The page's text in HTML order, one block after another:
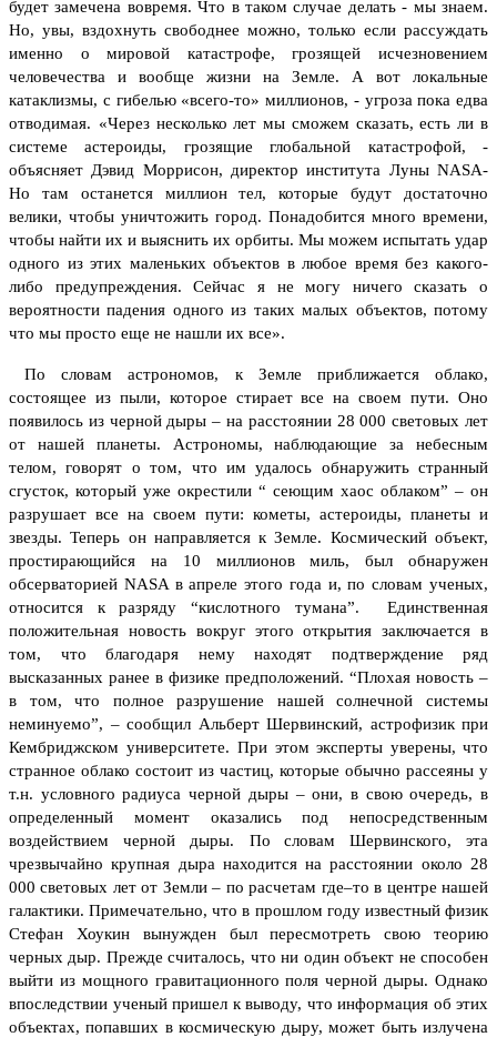
будет замечена вовремя. Что в таком случае делать - мы знаем.
Но, увы, вздохнуть свободнее можно, только если рассуждать
именно о мировой катастрофе, грозящей исчезновением
человечества и вообще жизни на Земле. А вот локальные
катаклизмы, с гибелью «всего-то» миллионов, - угроза пока едва
отводимая. «Через несколько лет мы сможем сказать, есть ли в
системе астероиды, грозящие глобальной катастрофой, -
объясняет Дэвид Моррисон, директор института Луны NASA-
Но там останется миллион тел, которые будут достаточно
велики, чтобы уничтожить город. Понадобится много времени,
чтобы найти их и выяснить их орбиты. Мы можем испытать удар
одного из этих маленьких объектов в любое время без какого-
либо предупреждения. Сейчас я не могу ничего сказать о
вероятности падения одного из таких малых объектов, потому
что мы просто еще не нашли их все».
По словам астрономов, к Земле приближается облако,
состоящее из пыли, которое стирает все на своем пути. Оно
появилось из черной дыры – на расстоянии 28 000 световых лет
от нашей планеты. Астрономы, наблюдающие за небесным
телом, говорят о том, что им удалось обнаружить странный
сгусток, который уже окрестили “ сеющим хаос облаком” – он
разрушает все на своем пути: кометы, астероиды, планеты и
звезды. Теперь он направляется к Земле. Космический объект,
простирающийся на 10 миллионов миль, был обнаружен
обсерваторией NASA в апреле этого года и, по словам ученых,
относится к разряду “кислотного тумана”. Единственная
положительная новость вокруг этого открытия заключается в
том, что благодаря нему находят подтверждение ряд
высказанных ранее в физике предположений. “Плохая новость –
в том, что полное разрушение нашей солнечной системы
неминуемо”, – сообщил Альберт Шервинский, астрофизик при
Кембриджском университете. При этом эксперты уверены, что
странное облако состоит из частиц, которые обычно рассеяны у
т.н. условного радиуса черной дыры – они, в свою очередь, в
определенный момент оказались под непосредственным
воздействием черной дыры.
По словам Шервинского, эта
чрезвычайно крупная дыра находится на расстоянии около 28
000 световых лет от Земли – по расчетам где–то в центре нашей
галактики. Примечательно, что в прошлом году известный физик
Стефан Хоукин вынужден был пересмотреть свою теорию
черных дыр. Прежде считалось, что ни один объект не способен
выйти из мощного гравитационного поля черной дыры. Однако
впоследствии ученый пришел к выводу, что информация об этих
объектах, попавших в космическую дыру, может быть излучена